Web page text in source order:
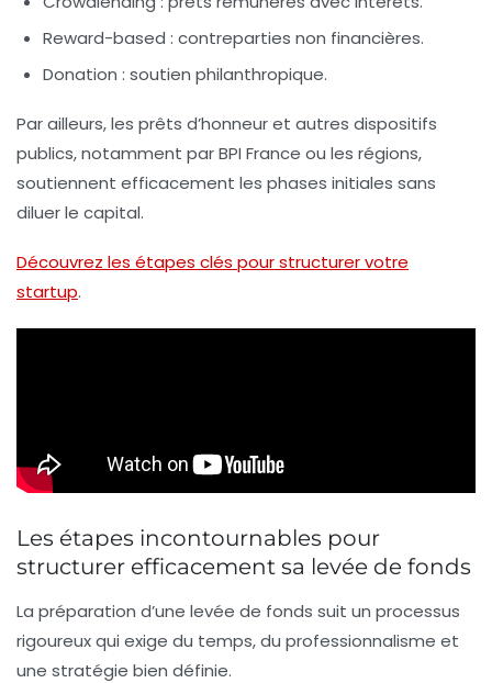
Reward-based : contreparties non financières.
Donation : soutien philanthropique.
Par ailleurs, les prêts d’honneur et autres dispositifs
publics, notamment par BPI France ou les régions,
soutiennent efficacement les phases initiales sans
diluer le capital.
Découvrez les étapes clés pour structurer votre
startup.
Les étapes incontournables pour
structurer efficacement sa levée de fonds
La préparation d’une levée de fonds suit un processus
rigoureux qui exige du temps, du professionnalisme et
une stratégie bien définie.